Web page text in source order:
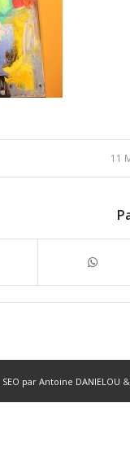
11
SEO par Antoine DANIELOU &